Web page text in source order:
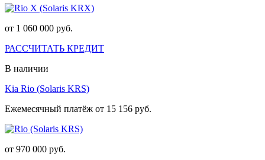
от 1 060 000 руб.
РАССЧИТАТЬ КРЕДИТ
В наличии
Kia Rio (Solaris KRS)
Ежемесячный платёж от 15 156 руб.
от 970 000 руб.